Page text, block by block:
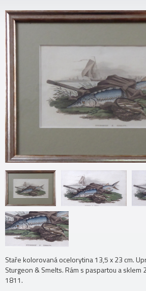
Staře kolorovaná ocelorytina 13,5 x 23 cm.
Sturgeon & Smelts. Rám s paspartou a sklem
1811.